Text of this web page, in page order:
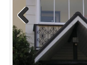
Previous